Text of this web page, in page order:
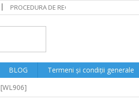
PROCEDURA DE RECLAMAȚII
BLOG
Termeni și condiții generale